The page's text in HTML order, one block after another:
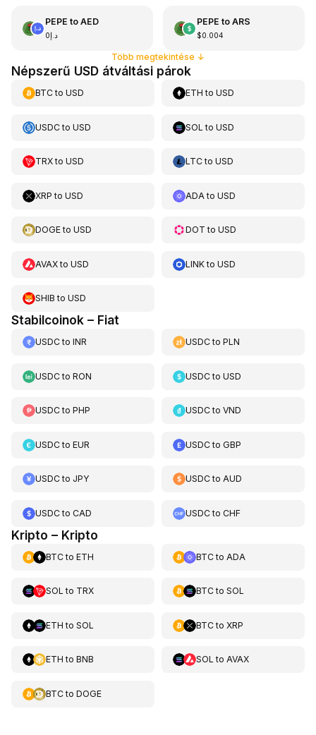
PEPE to AED
د.إ0
PEPE to ARS
$0.004
Több megtekintése ↓
Népszerű USD átváltási párok
BTCto USD ETH toUSD
USDCto USD SOL toUSD
TRXto USD LTCtoUSD
XRP to USD ADA toUSD
DOGEto USD DOT toUSD
AVAXto USD LINKtoUSD
SHIB to USD
Stabilcoinok – Fiat
USDCto INR USDCtoPLN
USDCto RON USDCtoUSD
USDCto PHP USDCtoVND
USDCto EUR USDCtoGBP
USDCto JPY USDCtoAUD
USDCto CAD USDCtoCHF
Kripto – Kripto
BTCto ETH BTCto ADA
SOL to TRX BTCto SOL
ETH to SOL BTCto XRP
ETH to BNB SOL to AVAX
BTCto DOGE